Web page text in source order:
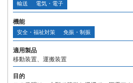
輸送 電気・電子
機能
安全・福祉対策 免振・制振
適用製品
移動装置、運搬装置
目的